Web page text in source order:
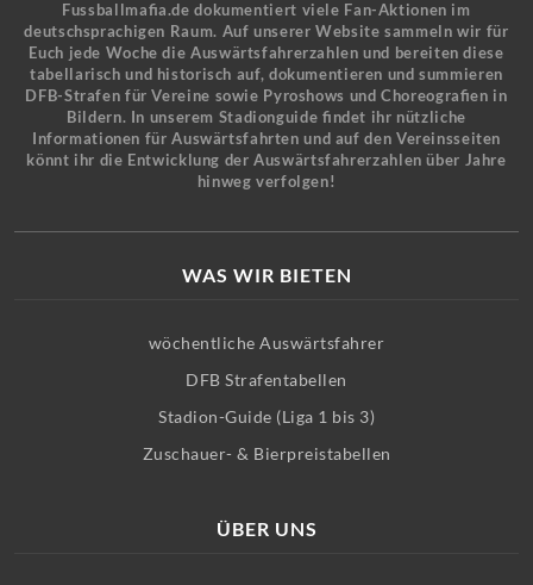
Fussballmafia.de dokumentiert viele Fan-Aktionen im
deutschsprachigen Raum. Auf unserer Website sammeln wir für
Euch jede Woche die Auswärtsfahrerzahlen und bereiten diese
tabellarisch und historisch auf, dokumentieren und summieren
DFB-Strafen für Vereine sowie Pyroshows und Choreografien in
Bildern. In unserem Stadionguide findet ihr nützliche
Informationen für Auswärtsfahrten und auf den Vereinsseiten
könnt ihr die Entwicklung der Auswärtsfahrerzahlen über Jahre
hinweg verfolgen!
WAS WIR BIETEN
wöchentliche Auswärtsfahrer
DFB Strafentabellen
Stadion-Guide (Liga 1 bis 3)
Zuschauer- & Bierpreistabellen
ÜBER UNS